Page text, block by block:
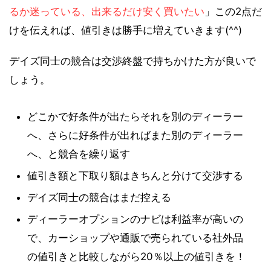
るか迷っている、出来るだけ安く買いたい 」この2点だ
けを伝えれば、値引きは勝手に増えていきます(^^)
デイズ同士の競合は交渉終盤で持ちかけた方が良いで
しょう。
どこかで好条件が出たらそれを別のディーラー
へ、さらに好条件が出ればまた別のディーラー
へ、と競合を繰り返す
値引き額と下取り額はきちんと分けて交渉する
デイズ同士の競合はまだ控える
ディーラーオプションのナビは利益率が高いの
で、カーショップや通販で売られている社外品
の値引きと比較しながら20％以上の値引きを！